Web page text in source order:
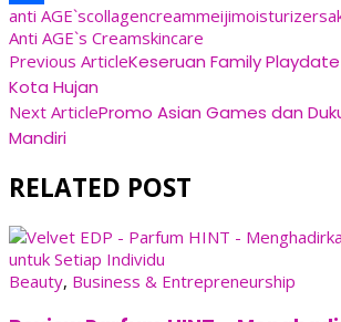
Share
anti AGE`scollagencreammeijimoisturizer
Anti AGE`s Creamskincare
Post
Navigation
Previous ArticleKeseruan Family Playdate
Kota Hujan
Next ArticlePromo Asian Games dan
Mandiri
RELATED POST
Beauty, Business & Entrepreneurship